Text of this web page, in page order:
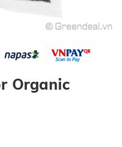
Organic